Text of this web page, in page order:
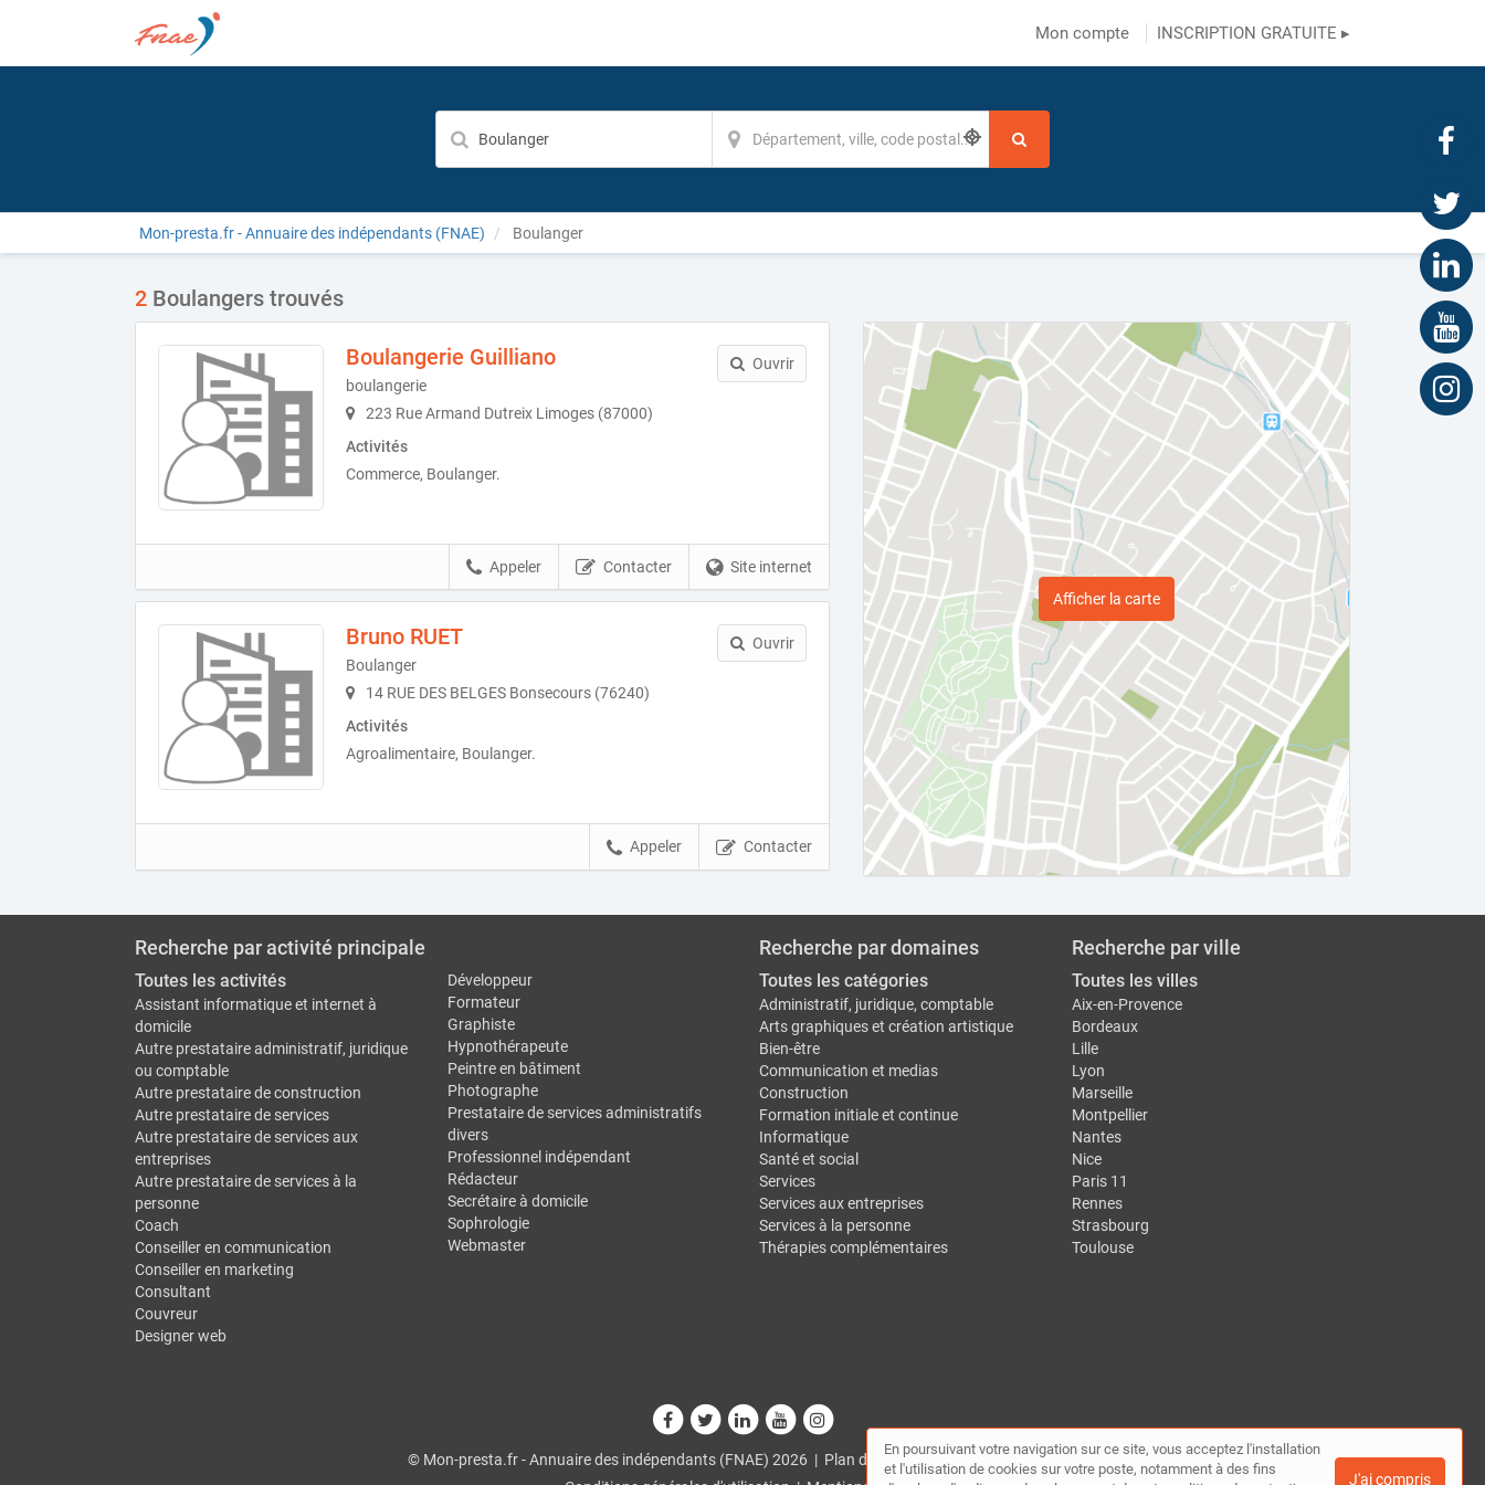
Mon compte INSCRIPTION GRATUITE ▸
Mon-presta.fr - Annuaire des indépendants (FNAE) Boulanger
2 Boulangers trouvés
Boulangerie Guilliano
boulangerie
223 Rue Armand Dutreix Limoges (87000)
Activités
Commerce, Boulanger.
Ouvrir
Site internet
Contacter
Appeler
Bruno RUET
Boulanger
14 RUE DES BELGES Bonsecours (76240)
Activités
Agroalimentaire, Boulanger.
Ouvrir
Contacter
Appeler
Afficher la carte
Recherche par activité principale
Toutes les activités
Assistant informatique et internet à
domicile
Autre prestataire administratif, juridique
ou comptable
Autre prestataire de construction
Autre prestataire de services
Autre prestataire de services aux
entreprises
Autre prestataire de services à la
personne
Coach
Conseiller en communication
Conseiller en marketing
Consultant
Couvreur
Designer web
Développeur
Formateur
Graphiste
Hypnothérapeute
Peintre en bâtiment
Photographe
Prestataire de services administratifs
divers
Professionnel indépendant
Rédacteur
Secrétaire à domicile
Sophrologie
Webmaster
Recherche par domaines
Toutes les catégories
Administratif, juridique, comptable
Arts graphiques et création artistique
Bien-être
Communication et medias
Construction
Formation initiale et continue
Informatique
Santé et social
Services
Services aux entreprises
Services à la personne
Thérapies complémentaires
Recherche par ville
Toutes les villes
Aix-en-Provence
Bordeaux
Lille
Lyon
Marseille
Montpellier
Nantes
Nice
Paris 11
Rennes
Strasbourg
Toulouse
© Mon-presta.fr - Annuaire des indépendants (FNAE) 2026 | Plan du site|Mon compte|Contact
En poursuivant votre navigation sur ce site, vous acceptez l'installation
et l'utilisation de cookies sur votre poste, notamment à des fins
J'ai compris